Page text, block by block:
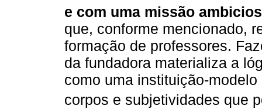
e com uma missão
que, conforme mencionado,
formação de professores.
da fundadora materializa a
como uma instituição-
corpos e subjetividades que